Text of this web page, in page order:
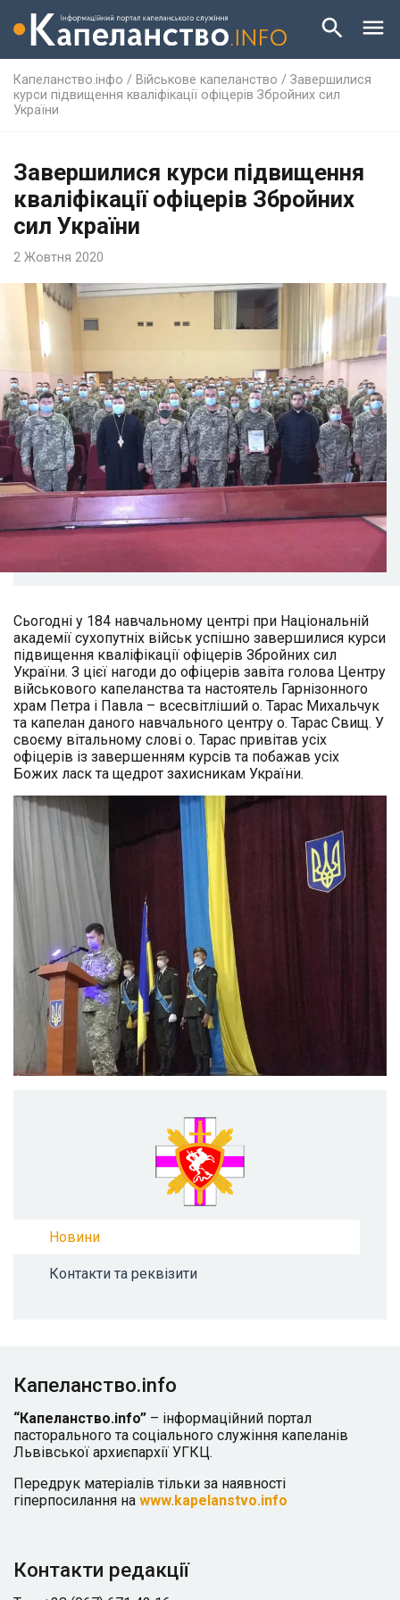
Капеланство.інфо / Військове капеланство / Завершилися
курси підвищення кваліфікації офіцерів Збройних сил
України
Завершилися курси підвищення
кваліфікації офіцерів Збройних
сил України
2 Жовтня 2020
Сьогодні у 184 навчальному центрі при Національній
академії сухопутніх військ успішно завершилися курси
підвищення кваліфікації офіцерів Збройних сил
України. З цієї нагоди до офіцерів завіта голова Центру
військового капеланства та настоятель Гарнізонного
храм Петра і Павла – всесвітліший о. Тарас Михальчук
та капелан даного навчального центру о. Тарас Свищ. У
своєму вітальному слові о. Тарас привітав усіх
офіцерів із завершенням курсів та побажав усіх
Божих ласк та щедрот захисникам України.
Новини
Контакти та реквізити
Капеланство.info
“Капеланство.info” – інформаційний портал
пасторального та соціального служіння капеланів
Львівської архиєпархії УГКЦ.
Передрук матеріалів тільки за наявності
гіперпосилання на www.kapelanstvo.info
Контакти редакції